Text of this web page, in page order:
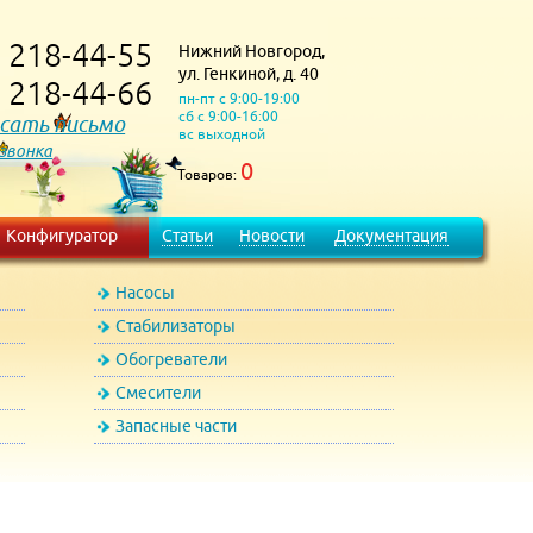
218-44-55
218-44-66
письмо
Нижний Новгород,
ул. Генкиной, д. 40
пн-пт с 9:00-19:00
сб с 9:00-16:00
вс выходной
Товаров: 0
Конфигуратор Статьи Новости Документация
Насосы
Стабилизаторы
Обогреватели
Смесители
Запасные части